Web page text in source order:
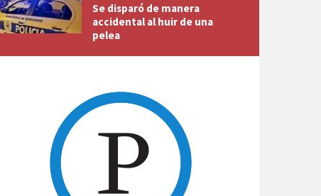
Se disparó de manera
accidental al huir de una
pelea